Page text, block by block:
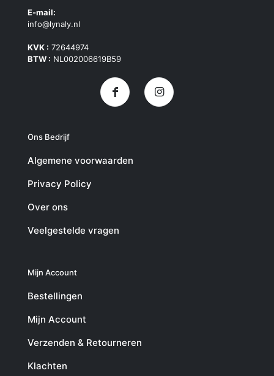
E-mail:
info@lynaly.nl
KVK : 72644974
BTW : NL002006619B59
Ons Bedrijf
Algemene voorwaarden
Privacy Policy
Over ons
Veelgestelde vragen
Mijn Account
Bestellingen
Mijn Account
Verzenden & Retourneren
Klachten